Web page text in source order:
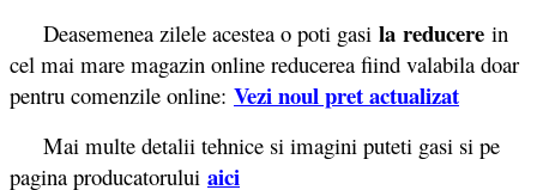
Deasemenea zilele acestea o poti gasi la reducere in
cel mai mare magazin online reducerea fiind valabila doar
pentru comenzile online: Vezi noul pret actualizat
Mai multe detalii tehnice si imagini puteti gasi si pe
pagina producatorului aici